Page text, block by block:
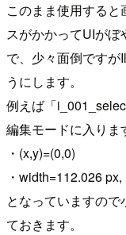
このまま使用する
スがかかってUIが
で、少々面倒ですが
うにします。
例えば「
編集モードに入りま
・(x,y)=(0,0)
・width=112.026
となっていますの
ておきます。